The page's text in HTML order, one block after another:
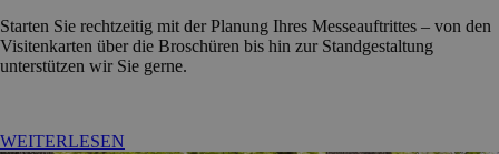
Starten Sie rechtzeitig mit der Planung Ihres Messeauftrittes – von den
Visitenkarten über die Broschüren bis hin zur Standgestaltung
unterstützen wir Sie gerne.
WEITERLESEN